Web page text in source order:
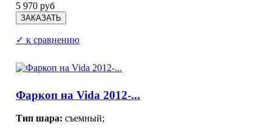
5 970 руб
✓ к сравнению
Фаркоп на Vida 2012-...
Тип шара: съемный;